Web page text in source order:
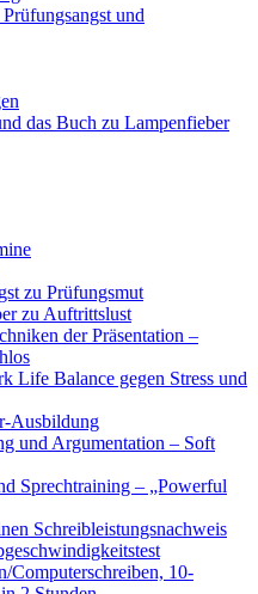
und
das Buch zu Lampenfieber
zu Prüfungsmut
zu Auftrittslust
der Präsentation –
Life Balance gegen Stress und
Ausbildung
und Argumentation – Soft
Sprechtraining – „Powerful
Schreibleistungsnachweis
Computerschreiben, 10-